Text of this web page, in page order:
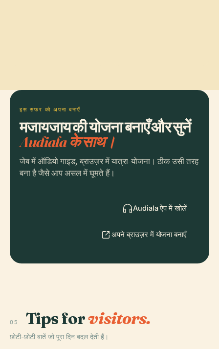
इस सफर को अपना बनाएँ
मजायजाय की योजना बनाएँ और सुनें
Audiala के साथ।
जेब में ऑडियो गाइड, ब्राउज़र में यात्रा-योजना। ठीक उसी तरह
बना है जैसे आप असल में घूमते हैं।
Audiala ऐप में खोलें
अपने ब्राउज़र में योजना बनाएँ
05 Tips forvisitors.
छोटी-छोटी बातें जो पूरा दिन बदल देती हैं।